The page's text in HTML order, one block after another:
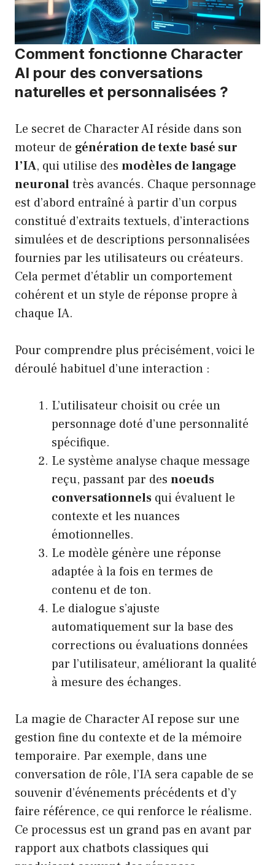
Comment fonctionne Character
AI pour des conversations
naturelles et personnalisées ?
Le secret de Character AI réside dans son
moteur de génération de texte basé sur
l’IA, qui utilise des modèles de langage
neuronaltrès avancés. Chaque personnage
est d’abord entraîné à partir d’un corpus
constitué d’extraits textuels, d’interactions
simulées et de descriptions personnalisées
fournies par les utilisateurs ou créateurs.
Cela permet d’établir un comportement
cohérent et un style de réponse propre à
chaque IA.
Pour comprendre plus précisément, voici le
déroulé habituel d’une interaction :
L’utilisateur choisit ou crée un
personnage doté d’une personnalité
spécifique.
Le système analyse chaque message
reçu, passant par des noeuds
conversationnels qui évaluent le
contexte et les nuances
émotionnelles.
Le modèle génère une réponse
adaptée à la fois en termes de
contenu et de ton.
Le dialogue s’ajuste
automatiquement sur la base des
corrections ou évaluations données
par l’utilisateur, améliorant la qualité
à mesure des échanges.
La magie de Character AI repose sur une
gestion fine du contexte et de la mémoire
temporaire. Par exemple, dans une
conversation de rôle, l’IA sera capable de se
souvenir d’événements précédents et d’y
faire référence, ce qui renforce le réalisme.
Ce processus est un grand pas en avant par
rapport aux chatbots classiques qui